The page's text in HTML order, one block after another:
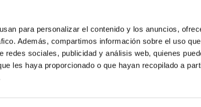
para personalizar el contenido y los anuncios,
Además, compartimos información sobre el uso
redes sociales, publicidad y análisis web, quienes
les haya proporcionado o que hayan recopilado a
útil sobre la investigación de palabras clave y otros
a profundizar en el tema de estudio de palabras clave.